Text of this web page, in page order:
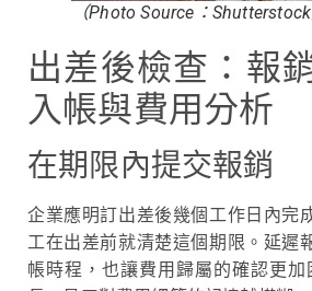
（Photo Source：Shutterstock
出差後檢查：報
入帳與費用分析
在期限內提交報銷
企業應明訂出差後幾個工作日內完
工在出差前就清楚這個期限。延遲
帳時程，也讓費用歸屬的確認更